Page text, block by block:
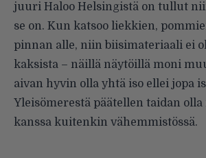
juuri Haloo Helsingistä on tullut
se on. Kun katsoo liekkien,
pinnan alle, niin biisimateriaali ei
kaksista – näillä näytöillä moni
aivan hyvin olla yhtä iso ellei jopa
Yleisömerestä päätellen taidan
kanssa kuitenkin vähemmistössä.